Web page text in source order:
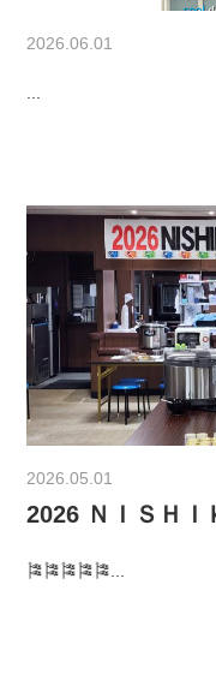
2026.06.01
2026.05.01
2026 ＮＩＳＨＩ
🎏🎏🎏🎏🎏...